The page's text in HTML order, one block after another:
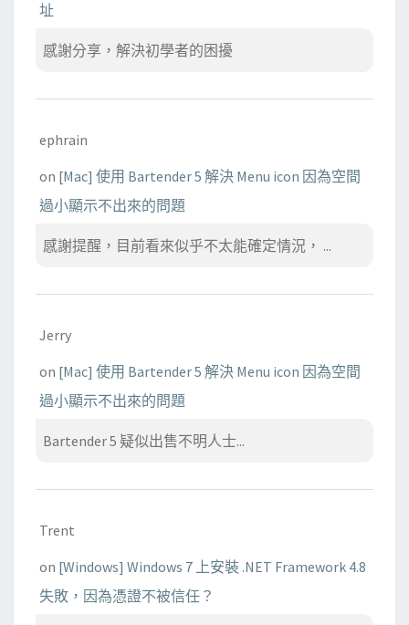
址
感謝分享，解決初學者的困擾
ephrain
on [Mac] 使用 Bartender 5 解決 Menu icon 因為空間
過小顯示不出來的問題
感謝提醒，目前看來似乎不太能確定情況， ...
Jerry
on [Mac] 使用 Bartender 5 解決 Menu icon 因為空間
過小顯示不出來的問題
Bartender 5 疑似出售不明人士...
Trent
on [Windows] Windows 7 上安裝 .NET Framework 4.8
失敗，因為憑證不被信任？